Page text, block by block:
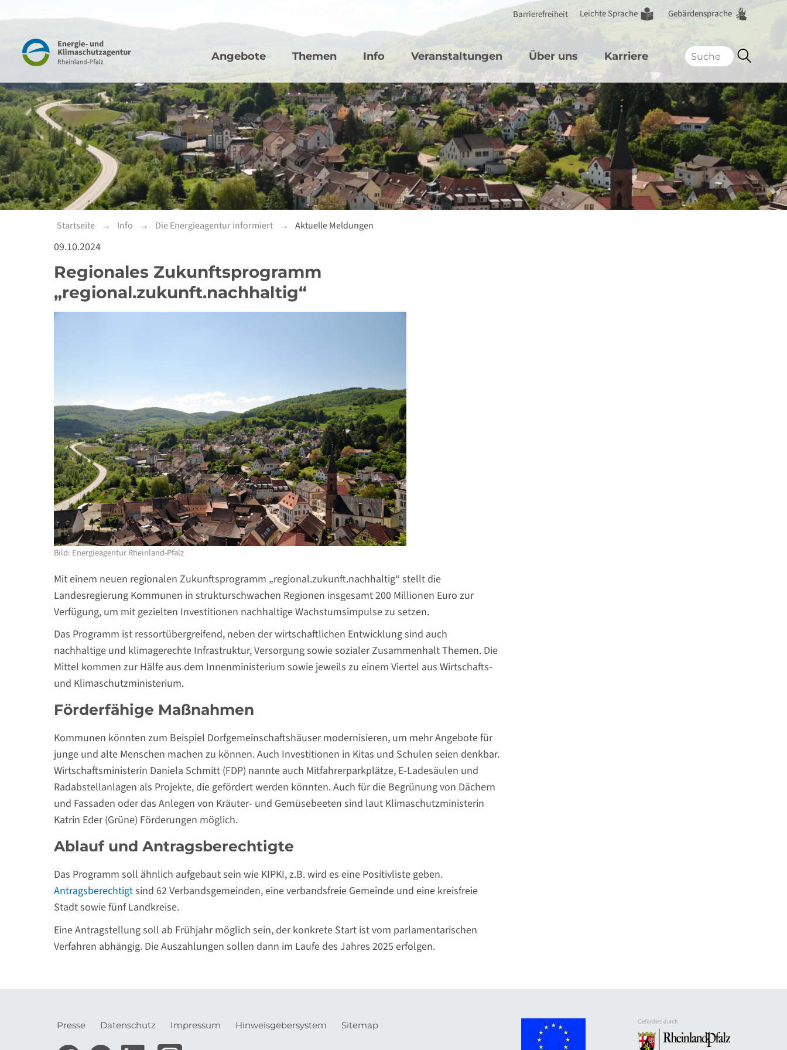
Barrierefreiheit Leichte Sprache Gebärdensprache
Navigation Hauptnavigation
Angebote Themen Info Veranstaltungen Über uns Karriere
Startseite Info Die Energieagentur informiert Aktuelle Meldungen
09.10.2024
Regionales Zukunftsprogramm
„regional.zukunft.nachhaltig“
Bild: Energieagentur Rheinland-Pfalz
Mit einem neuen regionalen Zukunftsprogramm „regional.zukunft.nachhaltig“ stellt die
Landesregierung Kommunen in strukturschwachen Regionen insgesamt 200 Millionen Euro zur
Verfügung, um mit gezielten Investitionen nachhaltige Wachstumsimpulse zu setzen.
Das Programm ist ressortübergreifend, neben der wirtschaftlichen Entwicklung sind auch
nachhaltige und klimagerechte Infrastruktur, Versorgung sowie sozialer Zusammenhalt Themen. Die
Mittel kommen zur Hälfe aus dem Innenministerium sowie jeweils zu einem Viertel aus Wirtschafts-
und Klimaschutzministerium.
Förderfähige Maßnahmen
Kommunen könnten zum Beispiel Dorfgemeinschaftshäuser modernisieren, um mehr Angebote für
junge und alte Menschen machen zu können. Auch Investitionen in Kitas und Schulen seien denkbar.
Wirtschaftsministerin Daniela Schmitt (FDP) nannte auch Mitfahrerparkplätze, E-Ladesäulen und
Radabstellanlagen als Projekte, die gefördert werden könnten. Auch für die Begrünung von Dächern
und Fassaden oder das Anlegen von Kräuter- und Gemüsebeeten sind laut Klimaschutzministerin
Katrin Eder (Grüne) Förderungen möglich.
Ablauf und Antragsberechtigte
Das Programm soll ähnlich aufgebaut sein wie KIPKI, z.B. wird es eine Positivliste geben.
Antragsberechtigtsind 62 Verbandsgemeinden, eine verbandsfreie Gemeinde und eine kreisfreie
Stadt sowie fünf Landkreise.
Eine Antragstellung soll ab Frühjahr möglich sein, der konkrete Start ist vom parlamentarischen
Verfahren abhängig. Die Auszahlungen sollen dann im Laufe des Jahres 2025 erfolgen.
Meta-
Presse Datenschutz Impressum Hinweisgebersystem Sitemap